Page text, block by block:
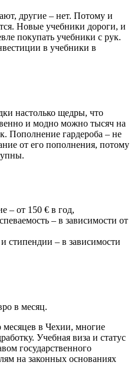
другие – нет. Потому и
Новые учебники дороги, и
покупать учебники с рук.
в учебники в
настолько щедры, что
и модно можно тысяч на
Пополнение гардероба – не
от его пополнения, потому
– от 150 € в год,
– в зависимости от
стипендии – в зависимости
в месяц.
месяцев в Чехии, многие
Учебная виза и статус
государственного
на законных основаниях